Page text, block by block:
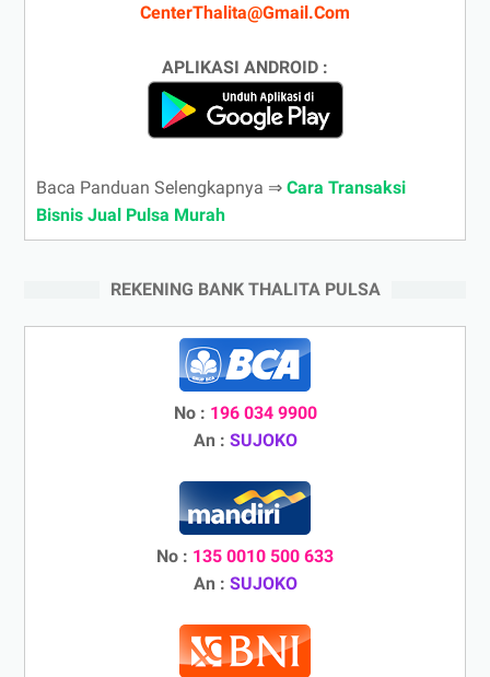
CenterThalita@Gmail.Com
APLIKASI ANDROID :
Baca Panduan Selengkapnya ⇒ Cara Transaksi
Bisnis Jual Pulsa Murah
REKENING BANK THALITA PULSA
No : 196 034 9900
An : SUJOKO
No : 135 0010 500 633
An : SUJOKO